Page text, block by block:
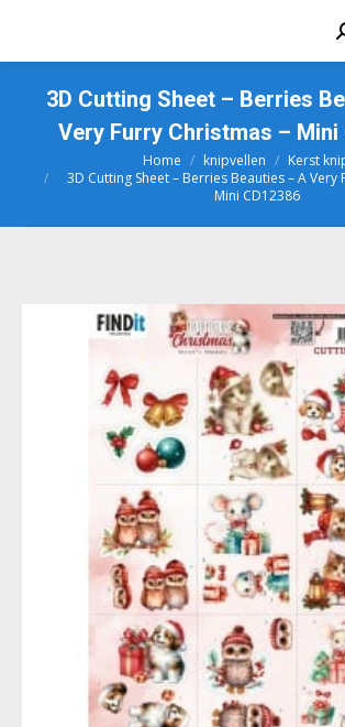
3D Cutting Sheet – Berries
Very Furry Christmas – Mini
Home knipvellen
Kerst
3D Cutting Sheet – Berries Beauties – A Very
Mini CD12386